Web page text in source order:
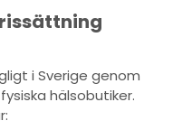
i Sverige genom
hälsobutiker.